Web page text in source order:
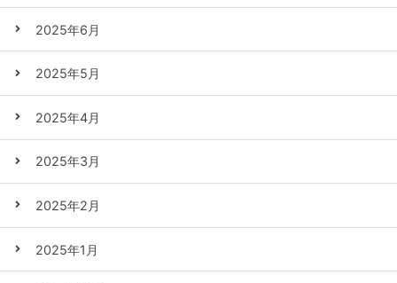
2025年6月
2025年5月
2025年4月
2025年3月
2025年2月
2025年1月